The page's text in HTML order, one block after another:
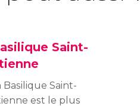
Saint-
Basilique Saint-
est le plus